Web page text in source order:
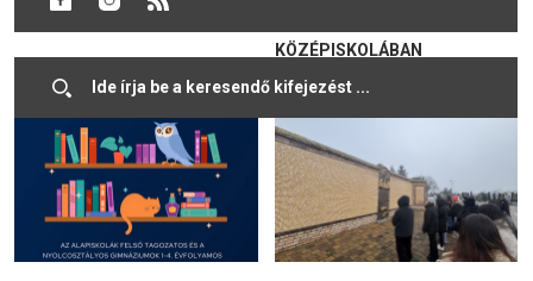
2026.02.07
KÖZÉPISKOLÁBAN
2026.02.03